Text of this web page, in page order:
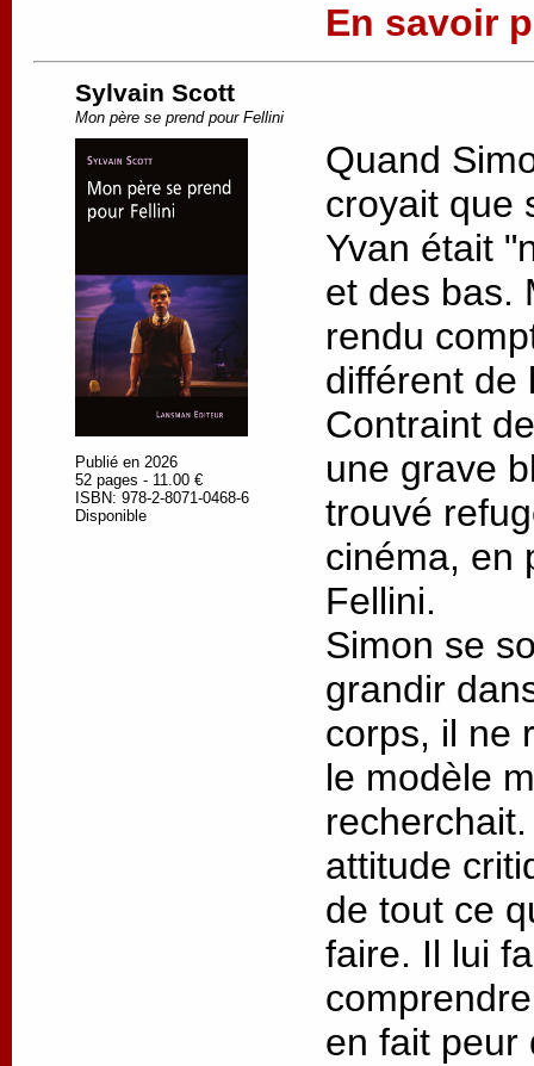
En savoir
Sylvain Scott
Mon père se prend pour Fellini
Publié en 2026
52 pages - 11.00 €
ISBN: 978-2-8071-0468-6
Disponible
Quand
croyait que
Yvan était
et des bas.
rendu
différent de
Contraint
une grave
trouvé
cinéma, en
Fellini.
Simon se
grandir
corps, il ne
le modèle
attitude
de tout ce
faire. Il lui
en fait peur